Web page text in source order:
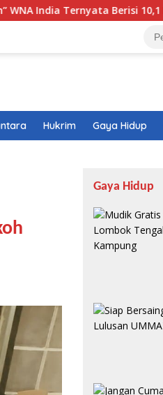
Berisi 10,1 Kg Ganja
Hukrim Gaya Hidup
Gaya Hidup